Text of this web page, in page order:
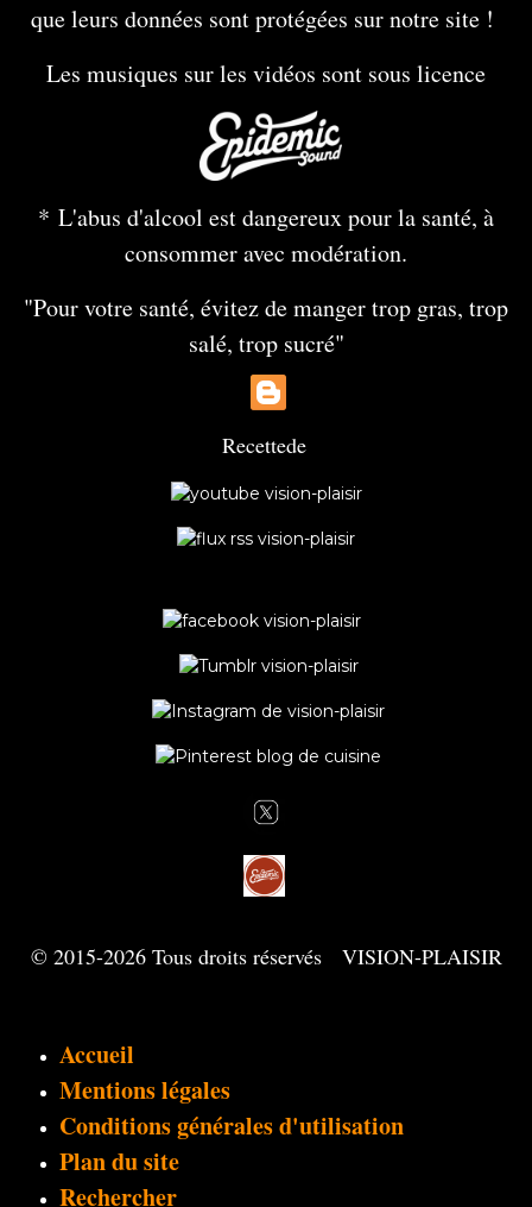
que leurs données sont protégées sur notre site !
Les musiques sur les vidéos sont sous licence
* L'abus d'alcool est dangereux pour la santé, à
consommer avec modération.
"Pour votre santé, évitez de manger trop gras, trop
salé, trop sucré"
Recettede
© 2015-2026 Tous droits réservés VISION-PLAISIR
Accueil
Mentions légales
Conditions générales d'utilisation
Plan du site
Rechercher